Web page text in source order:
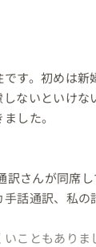
す。初めは新
ないといけな
した。
さんが同席し
話通訳、私の
こともありま